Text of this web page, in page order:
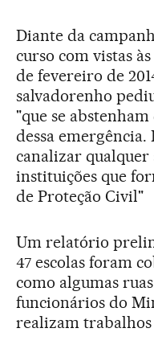
Diante da
curso com vistas
de fevereiro de
salvadorenho
"que se
dessa emergência.
canalizar qualquer
instituições que
de Proteção Civil"
Um relatório
47 escolas foram
como algumas
funcionários do
realizam